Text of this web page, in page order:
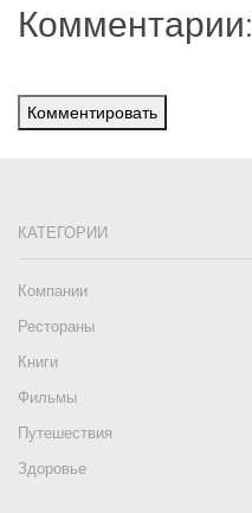
Комментарии:
Комментировать
КАТЕГОРИИ
Компании
Рестораны
Книги
Фильмы
Путешествия
Здоровье